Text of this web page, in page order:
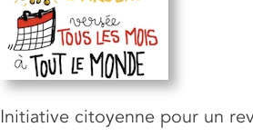
Initiative citoyenne pour un